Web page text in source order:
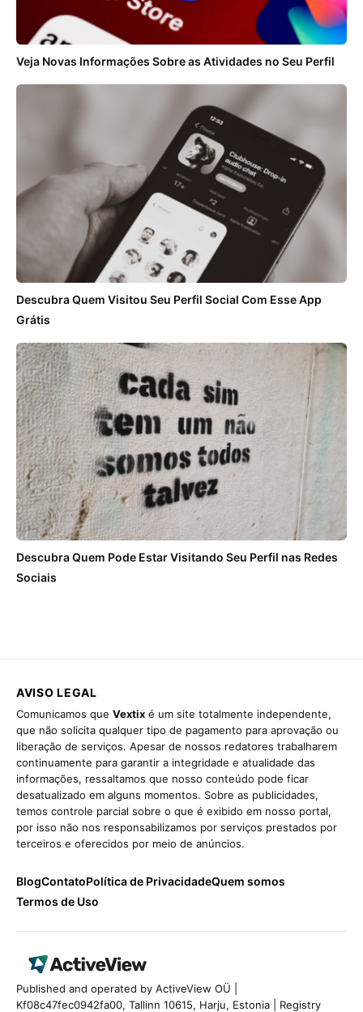
Veja Novas Informações Sobre as Atividades no Seu Perfil
Descubra Quem Visitou Seu Perfil Social Com Esse App
Grátis
Descubra Quem Pode Estar Visitando Seu Perfil nas Redes
Sociais
AVISO LEGAL
Comunicamos que Vextix é um site totalmente independente,
que não solicita qualquer tipo de pagamento para aprovação ou
liberação de serviços. Apesar de nossos redatores trabalharem
continuamente para garantir a integridade e atualidade das
informações, ressaltamos que nosso conteúdo pode ficar
desatualizado em alguns momentos. Sobre as publicidades,
temos controle parcial sobre o que é exibido em nosso portal,
por isso não nos responsabilizamos por serviços prestados por
terceiros e oferecidos por meio de anúncios.
BlogContatoPolítica de PrivacidadeQuem somos
Termos de Uso
Published and operated by ActiveView OÜ |
Kf08c47fec0942fa00, Tallinn 10615, Harju, Estonia | Registry